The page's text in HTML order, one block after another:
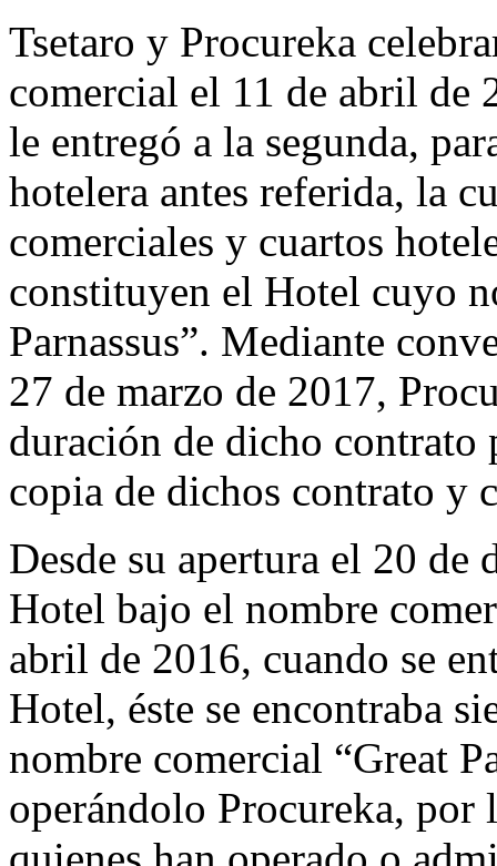
Tsetaro y Procureka
comercial el 11 de abril de
le entregó a la segunda,
hotelera antes referida, la
comerciales y cuartos
constituyen el Hotel cuyo
Parnassus”. Mediante
27 de marzo de 2017,
duración de dicho
copia de dichos contrato y
Desde su apertura el 20
Hotel bajo el nombre
abril de 2016, cuando se
Hotel, éste se encontraba
nombre comercial “Great
operándolo Procureka, por